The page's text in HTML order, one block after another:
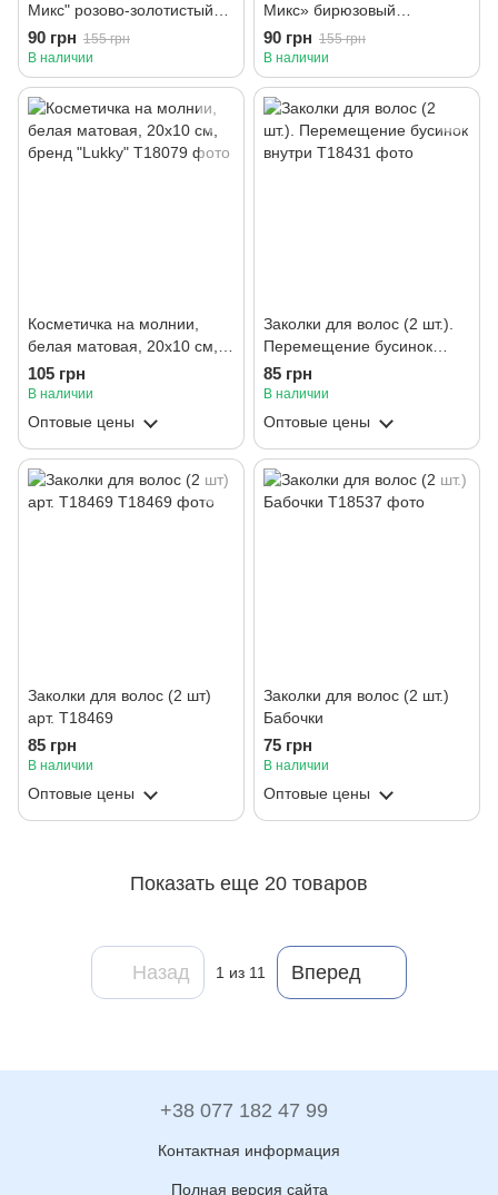
Микс" розово-золотистый
микс 5,5 мл. то есть Лукки
90 грн 155 грн
В наличии
Микс» бирюзовый
перламутр 5,5 мл, т.м.
Лукки
90 грн 155 грн
В наличии
Косметичка на молнии,
белая матовая, 20х10 см,
бренд "Lukky"
105 грн
В наличии
Оптовые цены
Заколки для волос (2 шт.).
Перемещение бусинок
внутри
85 грн
В наличии
Оптовые цены
Заколки для волос (2 шт)
арт. Т18469
85 грн
В наличии
Оптовые цены
Заколки для волос (2 шт.)
Бабочки
75 грн
В наличии
Оптовые цены
Показать еще 20 товаров
Назад 1 из 11 Вперед
+38 077 182 47 99
Контактная информация
Полная версия сайта